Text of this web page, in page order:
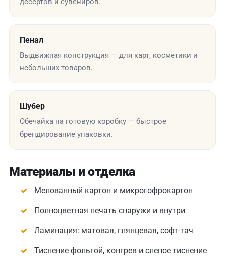
десертов и сувениров.
Пенал
Выдвижная конструкция — для карт, косметики и
небольших товаров.
Шубер
Обечайка на готовую коробку — быстрое
брендирование упаковки.
Материалы и отделка
Мелованный картон и микрогофрокартон
Полноцветная печать снаружи и внутри
Ламинация: матовая, глянцевая, софт-тач
Тиснение фольгой, конгрев и слепое тиснение